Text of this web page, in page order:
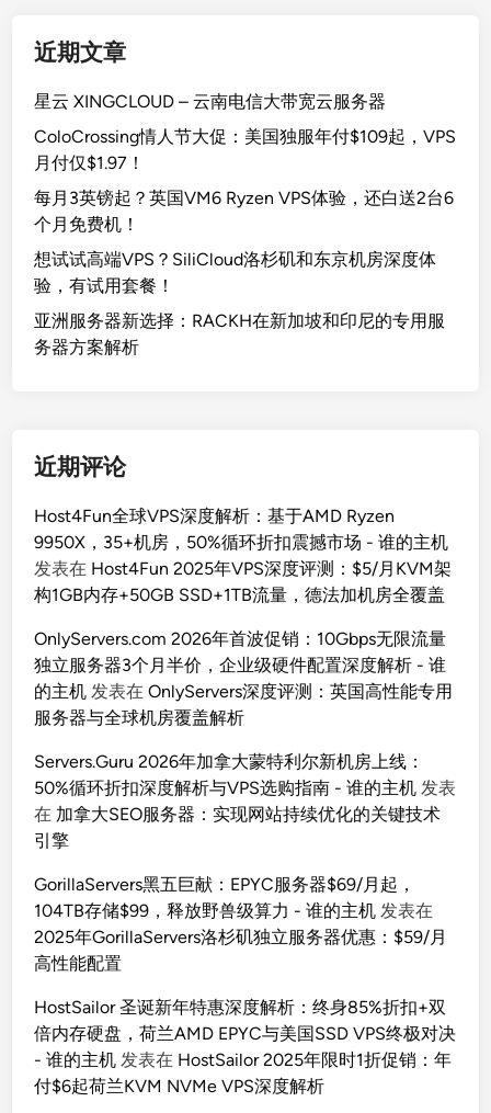
近期文章
星云 XINGCLOUD – 云南电信大带宽云服务器
ColoCrossing情人节大促：美国独服年付$109起，VPS
月付仅$1.97！
每月3英镑起？英国VM6 Ryzen VPS体验，还白送2台6
个月免费机！
想试试高端VPS？SiliCloud洛杉矶和东京机房深度体
验，有试用套餐！
亚洲服务器新选择：RACKH在新加坡和印尼的专用服
务器方案解析
近期评论
Host4Fun全球VPS深度解析：基于AMD Ryzen
9950X，35+机房，50%循环折扣震撼市场 - 谁的主机
发表在 Host4Fun 2025年VPS深度评测：$5/月KVM架
构1GB内存+50GB SSD+1TB流量，德法加机房全覆盖
OnlyServers.com 2026年首波促销：10Gbps无限流量
独立服务器3个月半价，企业级硬件配置深度解析 - 谁
的主机 发表在OnlyServers深度评测：英国高性能专用
服务器与全球机房覆盖解析
Servers.Guru 2026年加拿大蒙特利尔新机房上线：
50%循环折扣深度解析与VPS选购指南 - 谁的主机 发表
在 加拿大SEO服务器：实现网站持续优化的关键技术
引擎
GorillaServers黑五巨献：EPYC服务器$69/月起，
104TB存储$99，释放野兽级算力 - 谁的主机 发表在
2025年GorillaServers洛杉矶独立服务器优惠：$59/月
高性能配置
HostSailor 圣诞新年特惠深度解析：终身85%折扣+双
倍内存硬盘，荷兰AMD EPYC与美国SSD VPS终极对决
- 谁的主机 发表在 HostSailor 2025年限时1折促销：年
付$6起荷兰KVM NVMe VPS深度解析